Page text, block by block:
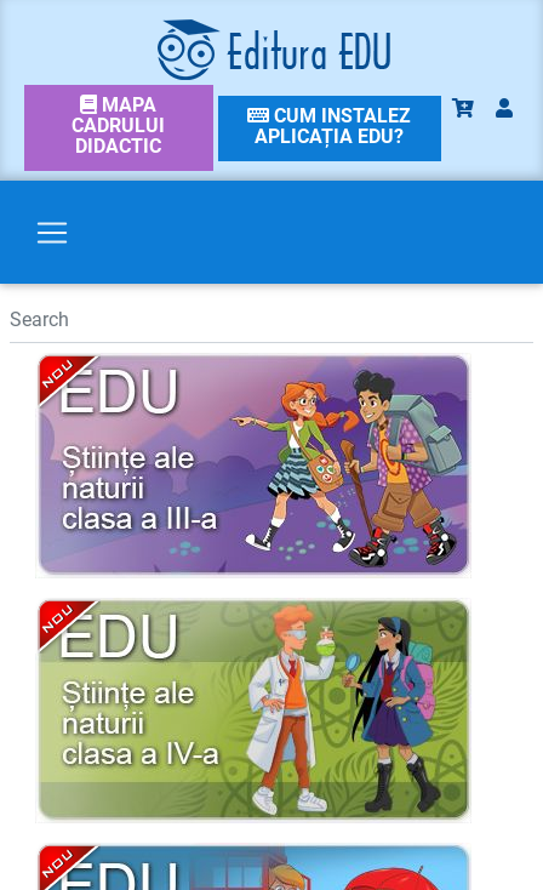
MAPA
CADRULUI
DIDACTIC
CUM INSTALEZ
APLICAȚIA EDU?